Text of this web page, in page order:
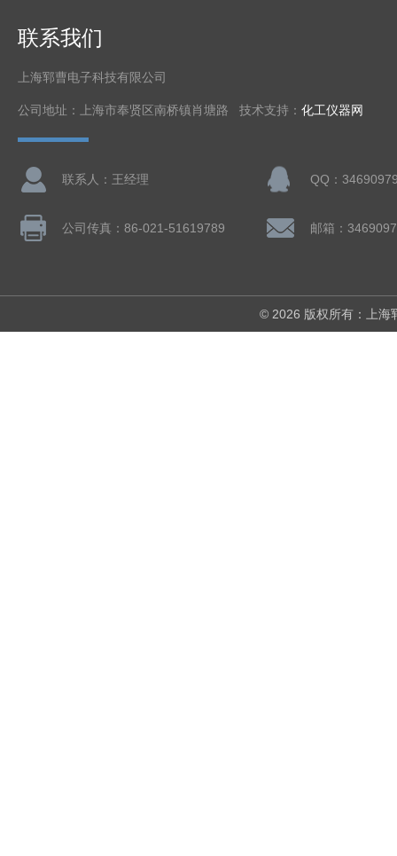
联系我们
上海郓曹电子科技有限公司
公司地址：上海市奉贤区南桥镇肖塘路 技术支持： 化工仪器网
联系人：王经理 QQ：
公司传真：86-021-51619789 邮箱：
© 2026 版权所有：上